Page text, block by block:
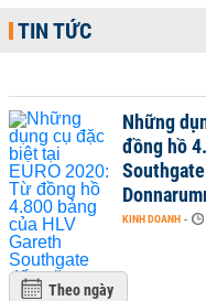
TIN TỨC
Những
đồng hồ
KINH DOANH -
Theo ngày